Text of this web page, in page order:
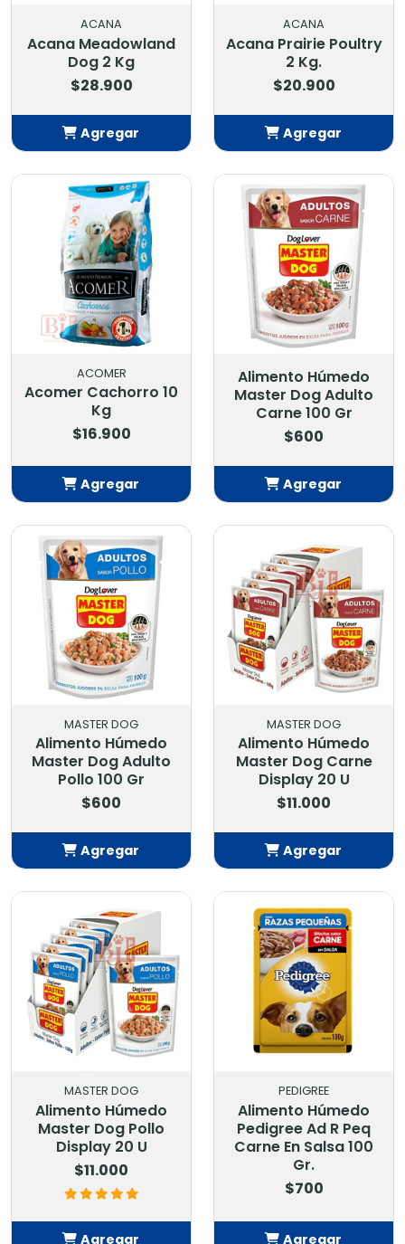
ACANA
Acana Meadowland
Dog 2 Kg
$28.900
Agregar
ACANA
Acana Prairie Poultry
2 Kg.
$20.900
Agregar
ACOMER
Acomer Cachorro 10
Kg
$16.900
Agregar
Alimento Húmedo
Master Dog Adulto
Carne 100 Gr
$600
Agregar
MASTER DOG
Alimento Húmedo
Master Dog Adulto
Pollo 100 Gr
$600
Agregar
Añadido
MASTER DOG
Alimento Húmedo
Master Dog Carne
Display 20 U
$11.000
Agregar
Añadido
MASTER DOG
Alimento Húmedo
Master Dog Pollo
Display 20 U
$11.000
Agregar
PEDIGREE
Alimento Húmedo
Pedigree Ad R Peq
Carne En Salsa 100
Gr.
$700
Agregar